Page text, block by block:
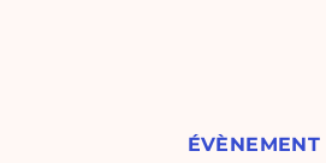
ÉVÈNEMENT